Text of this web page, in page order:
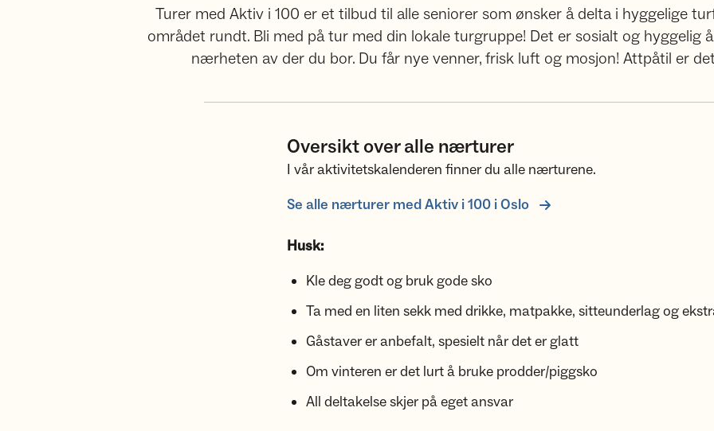
Turer med Aktiv i 100 er et tilbud til alle seniorer som ønsker å delta i hyggelige
området rundt. Bli med på tur med din lokale turgruppe! Det er sosialt og hyggelig
nærheten av der du bor. Du får nye venner, frisk luft og mosjon! Attpåtil er
Oversikt over alle nærturer
I vår aktivitetskalenderen finner du alle nærturene.
Se alle nærturer med Aktiv i 100 i Oslo
Husk:
Kle deg godt og bruk gode sko
Ta med en liten sekk med drikke, matpakke, sitteunderlag og
Gåstaver er anbefalt, spesielt når det er glatt
Om vinteren er det lurt å bruke prodder/piggsko
All deltakelse skjer på eget ansvar